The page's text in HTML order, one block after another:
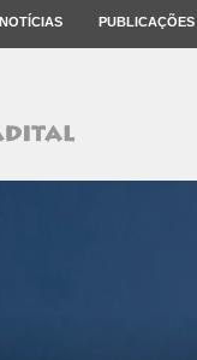
NOTÍCIAS PUBLICAÇÕES